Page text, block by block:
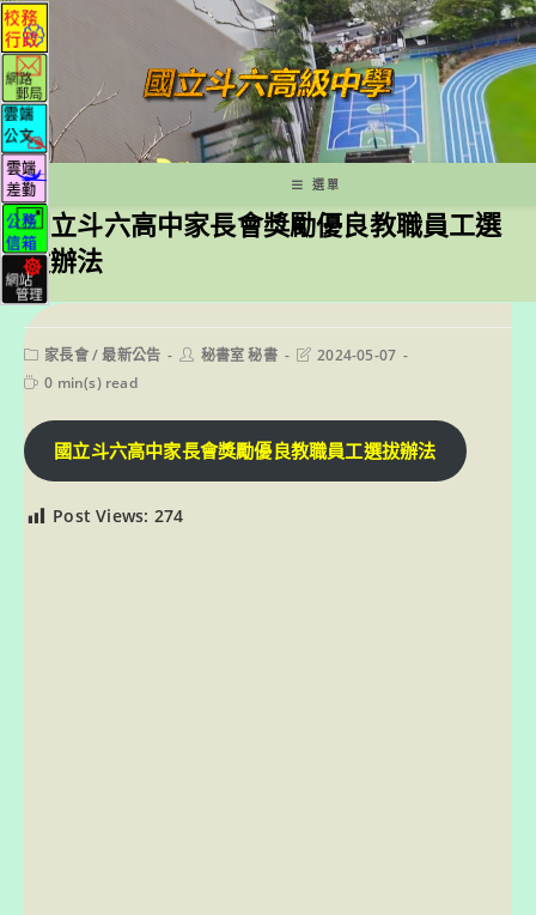
跳
轉
至
主
要
內
容
選單
國立斗六高中家長會獎勵優良教職員工選
拔辦法
Post
category:
家長會/ 最新公告
Post秘書室 秘書
Post2024-05-07
Reading
0 min(s) read
國立斗六高中家長會獎勵優良教職員工選拔辦法
Post Views: 274